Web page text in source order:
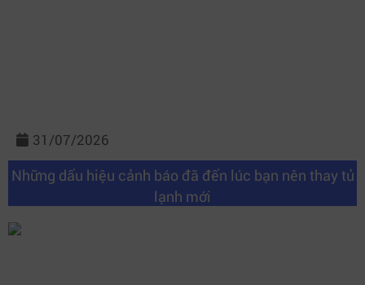
31/07/2026
Những dấu hiệu cảnh báo đã đến lúc bạn nên thay tủ
lạnh mới